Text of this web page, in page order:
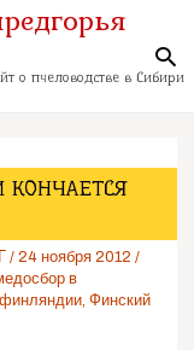
о пчеловодстве в Сибири
/24 ноября 2012 /
в
,Финский